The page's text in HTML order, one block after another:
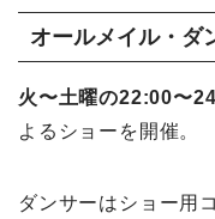
オールメイル・ダ
火〜土曜の22:00〜
よるショーを開催。
ダンサーはショー用